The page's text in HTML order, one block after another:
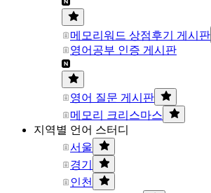
메모리워드 상점후기 게시판
영어공부 인증 게시판
영어 질문 게시판
메모리 크리스마스
지역별 언어 스터디
서울
경기
인천